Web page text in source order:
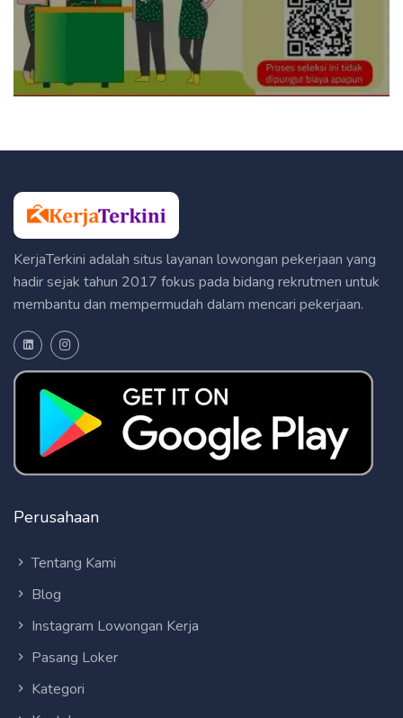
KerjaTerkini adalah situs layanan lowongan pekerjaan yang
hadir sejak tahun 2017 fokus pada bidang rekrutmen untuk
membantu dan mempermudah dalam mencari pekerjaan.
Perusahaan
Tentang Kami
Blog
Instagram Lowongan Kerja
Pasang Loker
Kategori